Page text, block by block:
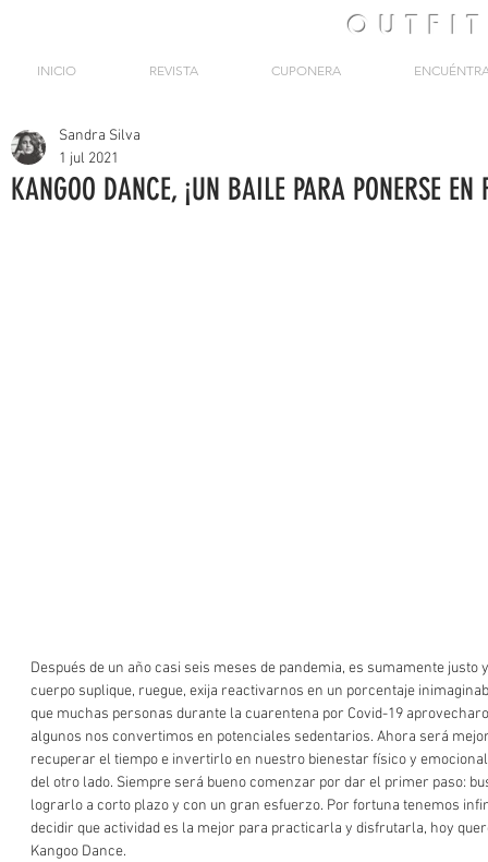
OUTFIT
INICIO REVISTA CUPONERA
KANGOO DANCE, ¡UN BAILE PARA PONERSE
Sandra Silva
1 jul 2021
Después de un año casi seis meses de pandemia, es sumamente
cuerpo suplique, ruegue, exija reactivarnos en un porcentaje
que muchas personas durante la cuarentena por Covid-19
algunos nos convertimos en potenciales sedentarios. Ahora será
recuperar el tiempo e invertirlo en nuestro bienestar físico y
del otro lado. Siempre será bueno comenzar por dar el primer paso:
lograrlo a corto plazo y con un gran esfuerzo. Por fortuna tenemos
decidir que actividad es la mejor para practicarla y disfrutarla, hoy
Kangoo Dance.